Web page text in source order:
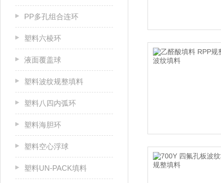
PP多孔组合连环
塑料六棱环
液面覆盖球
塑料波纹规整填料
塑料八四内弧环
塑料海胆环
塑料空心浮球
塑料UN-PACK填料